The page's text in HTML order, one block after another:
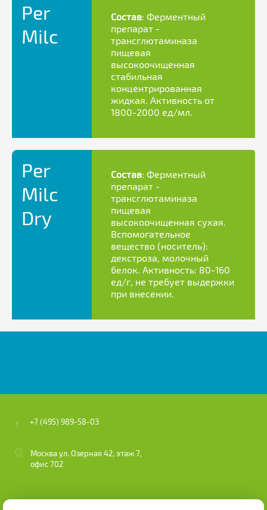
Per
Milс
Состав: Ферментный
препарат -
трансглютаминаза
пищевая
высокоочищенная
стабильная
концентрированная
жидкая. Активность от
1800-2000 ед/мл.
Per
Milс
Dry
Состав: Ферментный
препарат -
трансглютаминаза
пищевая
высокоочищенная сухая.
Вспомогательное
вещество (носитель):
декстроза, молочный
белок. Активность: 80-160
ед/г, не требует выдержки
при внесении.
+7 (495) 989-58-03
Москва ул. Озерная 42, этаж 7,
офис 702